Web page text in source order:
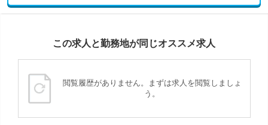
この求人と勤務地が同じオススメ求人
閲覧履歴がありません。まずは求人を閲覧しましょ
う。